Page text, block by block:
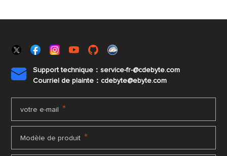

Support technique：service-fr-@cdebyte.com
Courriel de plainte：cdebyte@ebyte.com
votre e-mail *
Modèle de produit *